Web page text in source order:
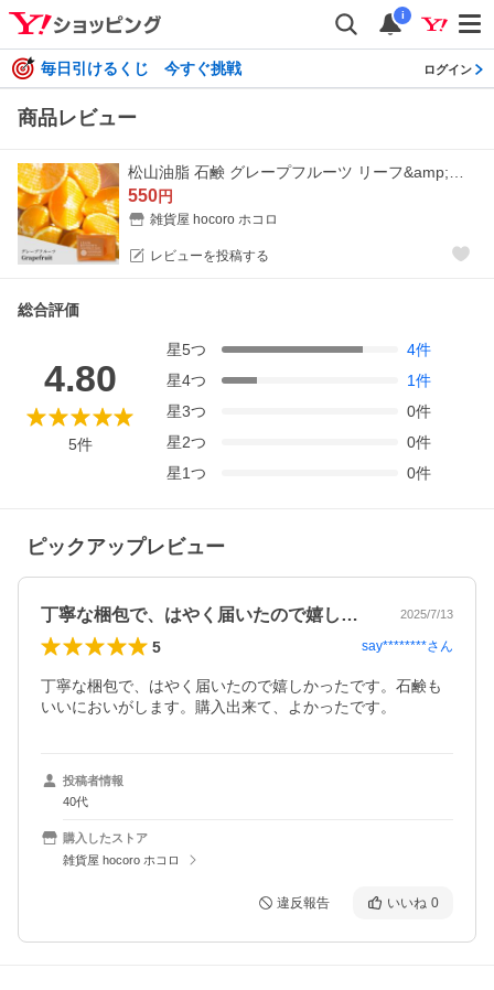
i
毎日引けるくじ 今すぐ挑戦 ログイン
商品レビュー
550円
雑貨屋 hocoro ホコロ
レビューを投稿する
総合評価
4.80
5件
星5つ 4件
星4つ 1件
星3つ 0件
星2つ 0件
星1つ 0件
ピックアップレビュー
丁寧な梱包で、はやく届いたので嬉しかっ… 2025/7/13
5 say********さん
丁寧な梱包で、はやく届いたので嬉しかったです。石鹸も
いいにおいがします。購入出来て、よかったです。
投稿者情報
40代
購入したストア
雑貨屋 hocoro ホコロ
違反報告 いいね 0